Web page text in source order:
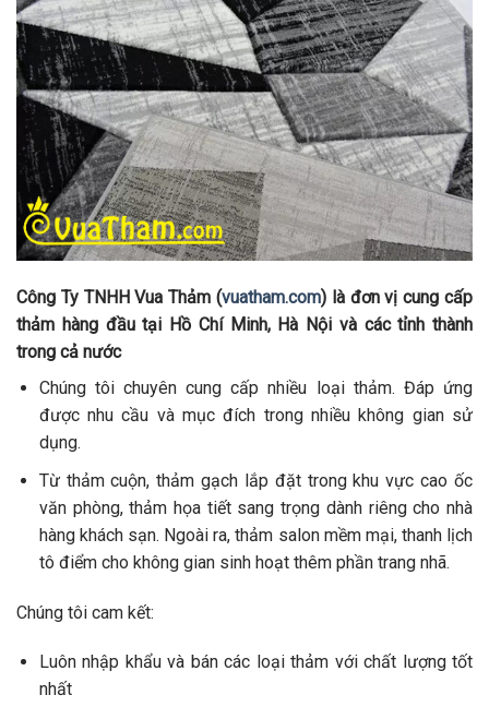
Công Ty TNHH Vua Thảm (vuatham.com) là đơn vị cung cấp
thảm hàng đầu tại Hồ Chí Minh, Hà Nội và các tỉnh thành
trong cả nước
Chúng tôi chuyên cung cấp nhiều loại thảm. Đáp ứng
được nhu cầu và mục đích trong nhiều không gian sử
dụng.
Từ thảm cuộn, thảm gạch lắp đặt trong khu vực cao ốc
văn phòng, thảm họa tiết sang trọng dành riêng cho nhà
hàng khách sạn. Ngoài ra, thảm salon mềm mại, thanh lịch
tô điểm cho không gian sinh hoạt thêm phần trang nhã.
Chúng tôi cam kết:
Luôn nhập khẩu và bán các loại thảm với chất lượng tốt
nhất